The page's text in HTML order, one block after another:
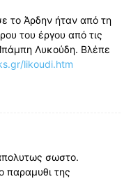
το Άρδην ήταν από τη
του έργου από τις
Λυκούδη. Βλέπε
likoudi.htm
σωστο.
παραμυθι της